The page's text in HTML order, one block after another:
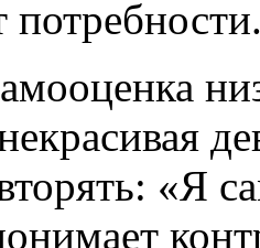
«Я